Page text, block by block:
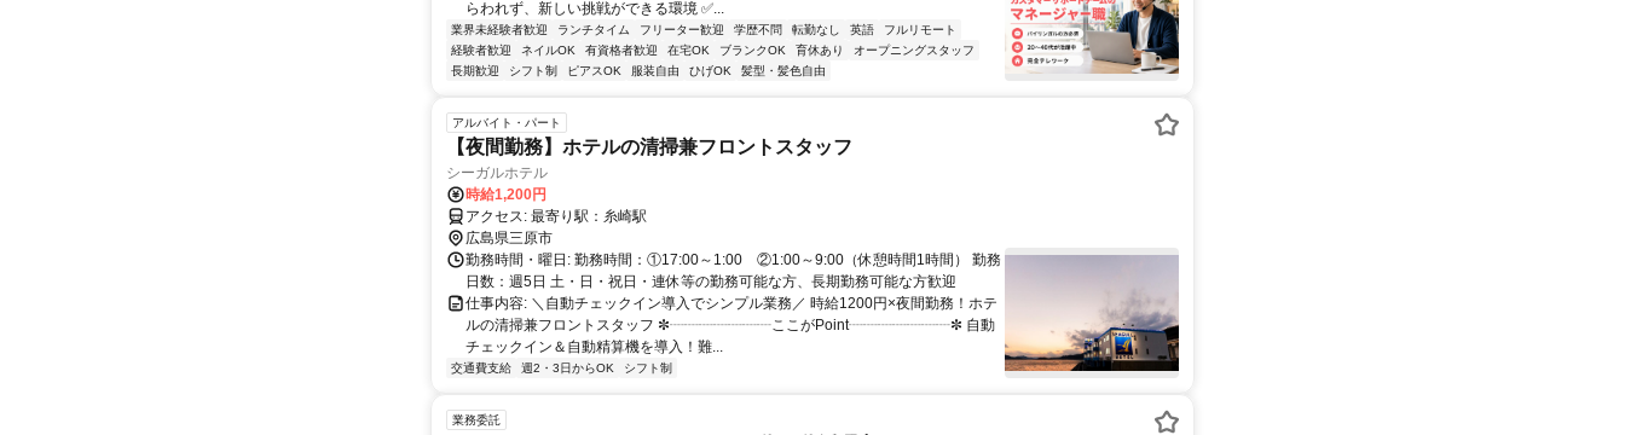
らわれず、新しい挑戦ができる環境 ✅...
業界未経験者歓迎 ランチタイム フリーター歓迎 学歴不問 転勤なし 英語
フルリモート
経験者歓迎
ネイルOK 有資格者歓迎 在宅OK ブランクOK 育休あり
オープニングスタッフ
長期歓迎
シフト制 ピアスOK 服装自由 ひげOK 髪型・髪色自由
アルバイト・パート
【夜間勤務】ホテルの清掃兼フロントスタッフ
シーガルホテル
時給1,200円
アクセス: 最寄り駅：糸崎駅
広島県三原市
勤務時間・曜日: 勤務時間：①17:00～1:00 ②1:00～9:00（休憩時間1時間） 勤務
日数：週5日 土・日・祝日・連休等の勤務可能な方、長期勤務可能な方歓迎
仕事内容: ＼自動チェックイン導入でシンプル業務／ 時給1200円×夜間勤務！ホテ
ルの清掃兼フロントスタッフ ✼┈┈┈┈┈┈┈ここがPoint┈┈┈┈┈┈┈✼ 自動
チェックイン＆自動精算機を導入！難...
交通費支給 週2・3日からOK シフト制
業務委託